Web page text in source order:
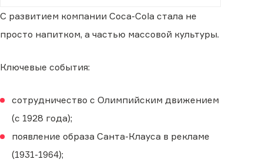
С развитием компании Coca-Cola стала не
просто напитком, а частью массовой культуры.
Ключевые события:
сотрудничество с Олимпийским движением
(с 1928 года);
появление образа Санта-Клауса в рекламе
(1931-1964);